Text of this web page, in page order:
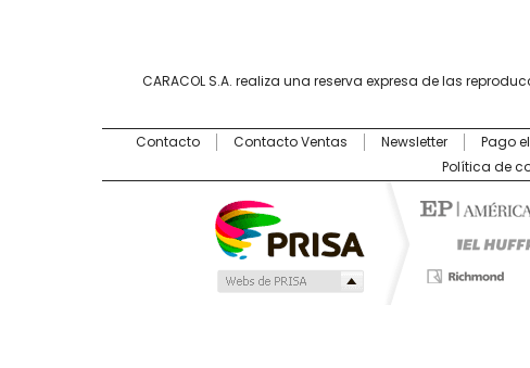
CARACOL S.A. realiza una reserva expresa de las
Contacto Contacto Ventas Newsletter Pago
Política de